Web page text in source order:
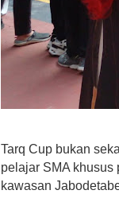
Tarq Cup bukan
pelajar SMA khusus
kawasan